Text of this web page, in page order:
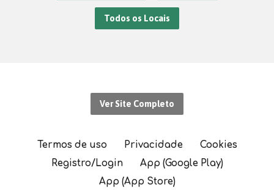
Todos os Locais
Ver Site Completo
Termos de uso Privacidade
Cookies
Registro/Login
App (Google Play)
App (App Store)